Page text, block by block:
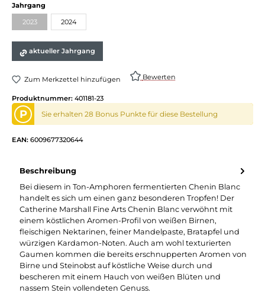
Jahrgang
2023 2024
aktueller Jahrgang
Zum Merkzettel hinzufügen Bewerten
Produktnummer: 401181-23
P Sie erhalten 28 Bonus Punkte für diese Bestellung
EAN: 6009677320644
Beschreibung
Bei diesem in Ton-Amphoren fermentierten Chenin Blanc
handelt es sich um einen ganz besonderen Tropfen! Der
Catherine Marshall Fine Arts Chenin Blanc verwöhnt mit
einem köstlichen Aromen-Profil von weißen Birnen,
fleischigen Nektarinen, feiner Mandelpaste, Bratapfel und
würzigen Kardamon-Noten. Auch am wohl texturierten
Gaumen kommen die bereits erschnupperten Aromen von
Birne und Steinobst auf köstliche Weise durch und
bescheren mit einem Hauch von weißen Blüten und
nassem Stein vollendeten Genuss.